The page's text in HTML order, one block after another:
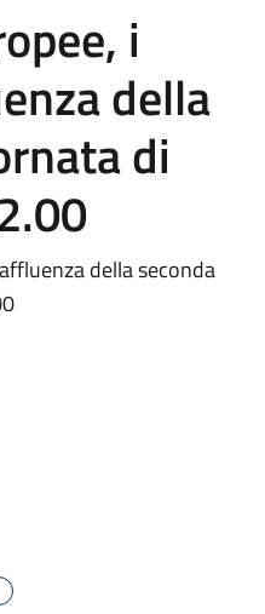
i
della
di
della seconda